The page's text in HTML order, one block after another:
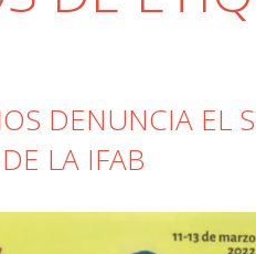
DENUNCIA EL
LA IFAB